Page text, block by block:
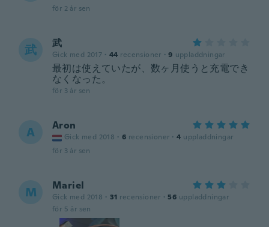
för 2 år sen
武 武
Gick med 2017 · 44 recensioner · 9 uppladdningar
最初は使えていたが、数ヶ月使うと充電でき
なくなった。
för 3 år sen
A Aron
Gick med 2018 · 6 recensioner · 4 uppladdningar
för 3 år sen
M Mariel
Gick med 2018 · 31 recensioner · 56 uppladdningar
för 5 år sen